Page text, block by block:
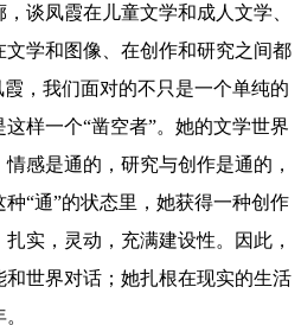
谈凤霞在儿童文学和成人文学、
学和图像、在创作和研究之间都
，我们面对的不只是一个单纯的
样一个“凿空者”。她的文学世界
感是通的，研究与创作是通的，
“通”的状态里，她获得一种创作
实，灵动，充满建设性。因此，
世界对话；她扎根在现实的生活